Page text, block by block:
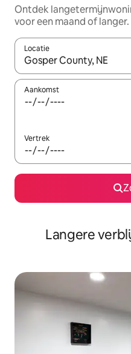
Ontdek
voor een maand of langer.
Locatie
Wanneer er resultaten
Aankomst
Vertrek
Langere